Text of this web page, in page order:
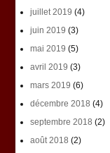
juillet 2019 (4)
juin 2019 (3)
mai 2019 (5)
avril 2019 (3)
mars 2019 (6)
décembre 2018 (4)
septembre 2018 (2)
août 2018 (2)